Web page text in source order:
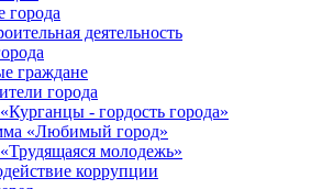
города
деятельность
граждане
города
- гордость города»
«Любимый город»
молодежь»
коррупции